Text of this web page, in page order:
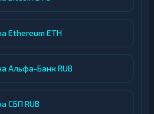
Ethereum ETH
Альфа-Банк RUB
СБП RUB